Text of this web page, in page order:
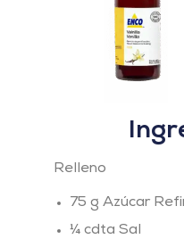
Relleno
75 g Azúcar
¼ cdta Sal